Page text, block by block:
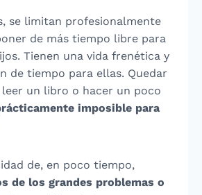
se limitan profesionalmente
de más tiempo libre para
Tienen una vida frenética y
de tiempo para ellas. Quedar
leer un libro o hacer un poco
imposible para
de, en poco tiempo,
de los grandes problemas o